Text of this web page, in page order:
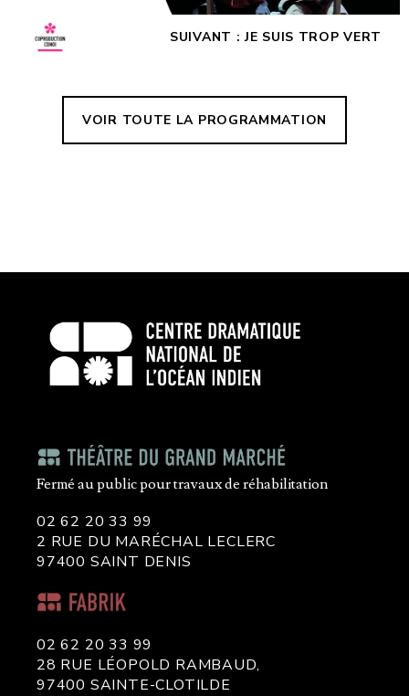
SUIVANT : JE SUIS TROP VERT
VOIR TOUTE LA PROGRAMMATION
Fermé au public pour travaux de réhabilitation
02 62 20 33 99
2 RUE DU MARÉCHAL LECLERC
97400 SAINT DENIS
02 62 20 33 99
28 RUE LÉOPOLD RAMBAUD,
97400 SAINTE-CLOTILDE